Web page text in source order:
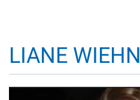
LIANE WIEHN